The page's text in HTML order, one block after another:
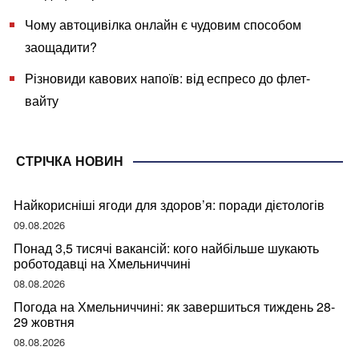
Чому автоцивілка онлайн є чудовим способом
заощадити?
Різновиди кавових напоїв: від еспресо до флет-
вайту
СТРІЧКА НОВИН
Найкорисніші ягоди для здоров’я: поради дієтологів
09.08.2026
Понад 3,5 тисячі вакансій: кого найбільше шукають
роботодавці на Хмельниччині
08.08.2026
Погода на Хмельниччині: як завершиться тиждень 28-
29 жовтня
08.08.2026